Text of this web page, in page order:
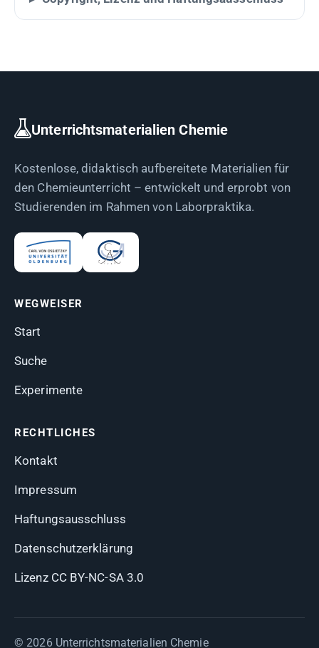
Unterrichtsmaterialien Chemie
Kostenlose, didaktisch aufbereitete Materialien für
den Chemieunterricht – entwickelt und erprobt von
Studierenden im Rahmen von Laborpraktika.
WEGWEISER
Start
Suche
Experimente
RECHTLICHES
Kontakt
Impressum
Haftungsausschluss
Datenschutzerklärung
Lizenz CC BY-NC-SA 3.0
© 2026 Unterrichtsmaterialien Chemie